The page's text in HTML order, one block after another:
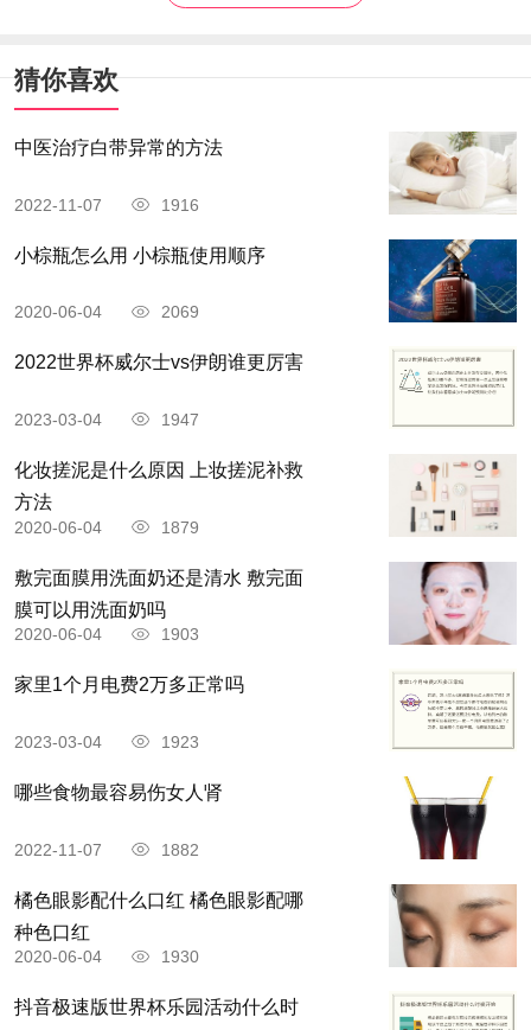
信他们有能力创造队史奇迹。本场比赛之间对决，
方面都要强于美国，但是美国本届世界杯需要用实
力来证明自己，通过更靠前的名次向球迷证明自己
有能力的。强强对话很可能场面上会很焦灼，根据
实时数据来参考，两队总进球数不会太大，大概率
会小于3球比分建议方面，我会选择1比0、2比0、
1比1三个结果进行参考。
英格兰大名单（平均26.42岁）：
门将：皮克福德（28岁/埃弗顿）、波普（30岁/纽
卡）、拉姆斯代尔（24岁/阿森纳）
后卫：阿诺德（24岁/利物浦）、考迪（29岁/埃弗
顿）、戴尔（28岁/热刺）、马奎尔（29岁/曼
联）、卢克-肖（27岁/曼联）、斯通斯（28岁/曼
城）、特里皮尔（32岁/纽卡）、沃克（32岁/曼
城）、本-怀特（25岁/阿森纳）
中场：贝林厄姆（19岁/多特）、加拉格尔（22岁/
切尔西）、亨德森（32岁/利物浦）、芒特（23岁/
切尔西）、菲利普斯（26岁/曼城）、赖斯（23岁/
前锋：福登（22岁/曼城）、格拉利什（27岁/曼
特）、拉什福德（25岁/曼联）、萨卡（21岁/阿森
猜你喜欢
中医治疗白带异常的方法
2022-11-07 1916
小棕瓶怎么用 小棕瓶使用顺序
2020-06-04 2069
2022世界杯威尔士vs伊朗谁更厉害
2023-03-04 1947
化妆搓泥是什么原因 上妆搓泥补救
方法
2020-06-04 1879
敷完面膜用洗面奶还是清水 敷完面
膜可以用洗面奶吗
2020-06-04 1903
家里1个月电费2万多正常吗
2023-03-04 1923
哪些食物最容易伤女人肾
2022-11-07 1882
橘色眼影配什么口红 橘色眼影配哪
种色口红
2020-06-04 1930
抖音极速版世界杯乐园活动什么时